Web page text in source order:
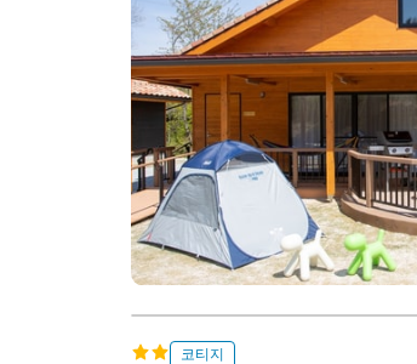
s
e
a
r
h
코티지